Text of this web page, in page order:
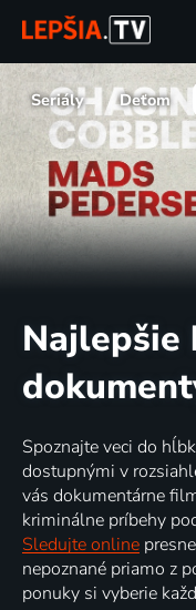
Seriály Deťom
Najlepšie
Spoznajte veci do
dostupnými v
vás dokumentárne
kriminálne príbehy
Sledujte online
nepoznané priamo z
ponuky si vyberie